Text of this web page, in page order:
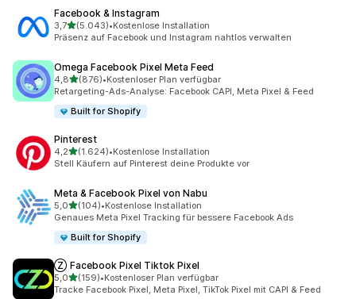
Facebook & Instagram
3,7von 5 Sternen
(5.043)
5043 Rezensionen insgesamt
•Kostenlose Installation
Präsenz auf Facebook und Instagram nahtlos verwalten
Omega Facebook Pixel Meta Feed
4,8von 5 Sternen
(876)
876 Rezensionen insgesamt
•Kostenloser Plan verfügbar
Retargeting-Ads-Analyse: Facebook CAPI, Meta Pixel & Feed
Built for Shopify
Pinterest
4,2von 5 Sternen
(1.624)
1624 Rezensionen insgesamt
•Kostenlose Installation
Stell Käufern auf Pinterest deine Produkte vor
Meta & Facebook Pixel von Nabu
5,0von 5 Sternen
(104)
104 Rezensionen insgesamt
•Kostenlose Installation
Genaues Meta Pixel Tracking für bessere Facebook Ads
Built for Shopify
Ⓩ Facebook Pixel Tiktok Pixel
5,0von 5 Sternen
(159)
159 Rezensionen insgesamt
•Kostenloser Plan verfügbar
Tracke Facebook Pixel, Meta Pixel, TikTok Pixel mit CAPI & Feed